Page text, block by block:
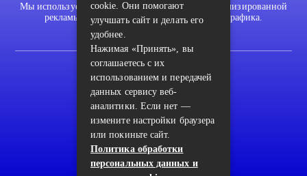
Мы используем файлы cookie для показа персонализированной
рекламы и/или контента и анализа нашего трафика.
Карта сайта
Пользовательское соглашение
Архив
cookie. Они помогают
улучшать сайт и делать его
удобнее.
Нажимая «Принять», вы
соглашаетесь с их
использованием и передачей
данных сервису веб-
аналитики. Если нет —
измените настройки браузера
или покиньте сайт.
Политика обработки
персональных данных и